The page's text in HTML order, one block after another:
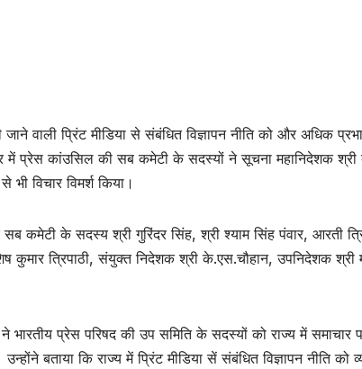
जाने वाली प्रिंट मीडिया से संबंधित विज्ञापन नीति को और अधिक
में प्रेस कांउसिल की सब कमेटी के सदस्यों ने सूचना महानिदेशक
भी विचार विमर्श किया।
कमेटी के सदस्य श्री गुरिंदर सिंह, श्री श्याम सिंह पंवार, आरती
त्रिपाठी, संयुक्त निदेशक श्री के.एस.चौहान, उपनिदेशक श्री
भारतीय प्रेस परिषद की उप समिति के सदस्यों को राज्य में समाचार
बताया कि राज्य में प्रिंट मीडिया सें संबंधित विज्ञापन नीति